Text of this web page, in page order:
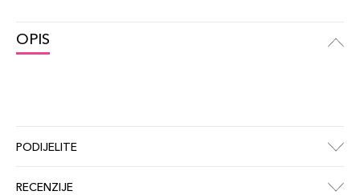
OPIS
PODIJELITE
RECENZIJE